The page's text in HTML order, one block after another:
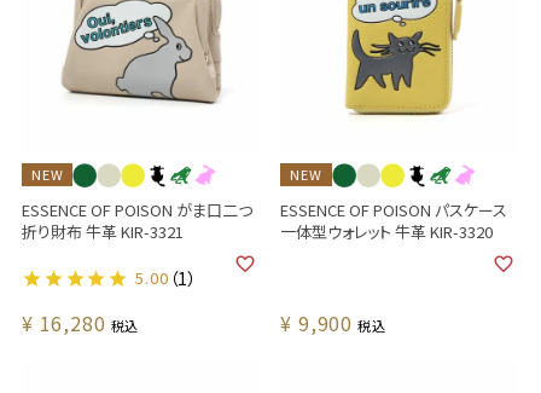
NEW
ESSENCE OF POISON がま口二つ
折り財布 牛革 KIR-3321
¥ 16,280 税込
5.00 （1）
NEW
ESSENCE OF POISON パスケース
一体型ウォレット 牛革 KIR-3320
¥ 9,900 税込